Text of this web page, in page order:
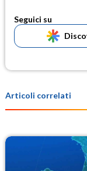
Seguici su
Articoli correlati